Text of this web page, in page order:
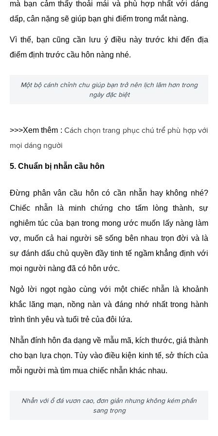
mà bạn cảm thấy thoải mái và phù hợp nhất với dáng
dấp, cân nặng sẽ giúp bạn ghi điểm trong mắt nàng.
Vì thế, bạn cũng cần lưu ý điều này trước khi đến địa
điểm định trước cầu hôn nàng nhé.
Một bộ cánh chỉnh chu giúp bạn trở nên lịch lãm hơn trong
ngày đặc biệt
>>>Xem thêm : Cách chọn trang phục chú trể phù hợp với
mọi dáng người
5. Chuẩn bị nhẫn cầu hôn
Đừng phân vân cầu hôn có cần nhẫn hay không nhé?
Chiếc nhẫn là minh chứng cho tấm lòng thành, sự
nghiêm túc của bạn trong mong ước muốn lấy nàng làm
vợ, muốn cả hai người sẽ sống bên nhau trọn đời và là
sự đánh dấu chủ quyền đầy tinh tế ngầm khẳng định với
mọi người nàng đã có hôn ước.
Ngỏ lời ngọt ngào cùng với một chiếc nhẫn là khoảnh
khắc lãng mạn, nồng nàn và đáng nhớ nhất trong hành
trình tình yêu và tuổi trẻ của đôi lứa.
Nhẫn đính hôn đa dạng về mẫu mã, kích thước, giá thành
cho bạn lựa chọn. Tùy vào điều kiện kinh tế, sở thích của
mỗi người mà tìm mua chiếc nhẫn khác nhau.
Nhẫn với ổ đá vươn cao, đơn giản nhưng không kém phần
sang trọng